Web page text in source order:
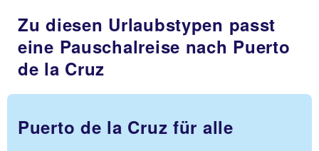
Zu diesen Urlaubstypen passt
eine Pauschalreise nach Puerto
de la Cruz
Puerto de la Cruz für alle